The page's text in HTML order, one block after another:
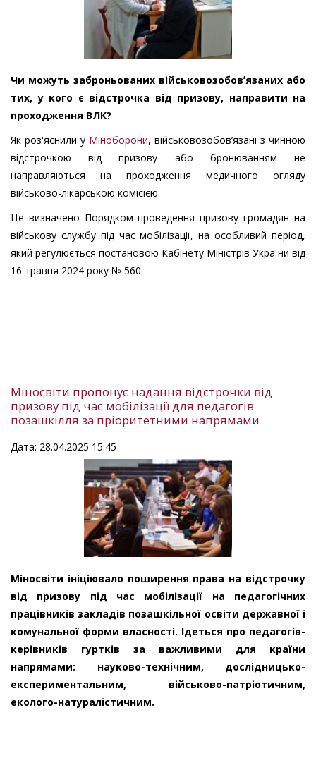
Чи можуть заброньованих військовозобовʼязаних або
тих, у кого є відстрочка від призову, направити на
проходження ВЛК?
Як роз'яснили у Міноборони, військовозобов’язані з чинною
відстрочкою від призову або бронюванням не
направляються на проходження медичного огляду
військово-лікарською комісією.
Це визначено Порядком проведення призову громадян на
військову службу під час мобілізації, на особливий період,
який регулюється постановою Кабінету Міністрів України від
16 травня 2024 року № 560.
Міносвіти пропонує надання відстрочки від
призову під час мобілізації для педагогів
позашкілля за пріоритетними напрямами
Дата: 28.04.2025 15:45
Міносвіти ініціювало поширення права на відстрочку
від призову під час мобілізації на педагогічних
працівників закладів позашкільної освіти державної і
комунальної форми власності. Ідеться про педагогів-
керівників гуртків за важливими для країни
напрямами: науково-технічним, дослідницько-
експериментальним, військово-патріотичним,
еколого-натуралістичним.